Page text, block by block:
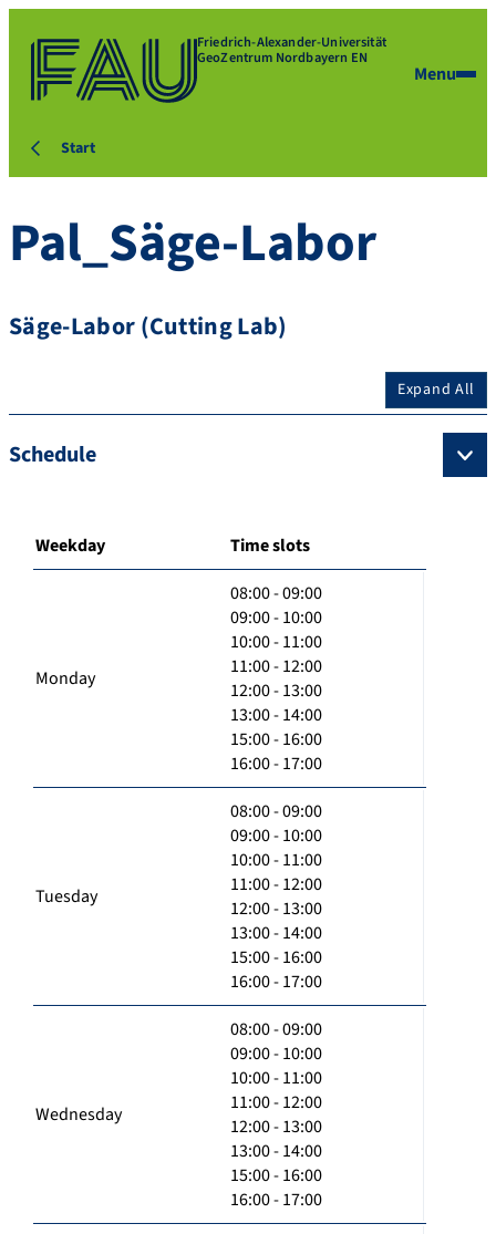
Friedrich-Alexander-Universität
GeoZentrum Nordbayern EN
Menu
Start
Pal_Säge-Labor
Säge-Labor (Cutting Lab)
Expand All
Schedule
Weekday Time slots
Monday
08:00 - 09:00
09:00 - 10:00
10:00 - 11:00
11:00 - 12:00
12:00 - 13:00
13:00 - 14:00
15:00 - 16:00
16:00 - 17:00
Tuesday
08:00 - 09:00
09:00 - 10:00
10:00 - 11:00
11:00 - 12:00
12:00 - 13:00
13:00 - 14:00
15:00 - 16:00
16:00 - 17:00
Wednesday
08:00 - 09:00
09:00 - 10:00
10:00 - 11:00
11:00 - 12:00
12:00 - 13:00
13:00 - 14:00
15:00 - 16:00
16:00 - 17:00